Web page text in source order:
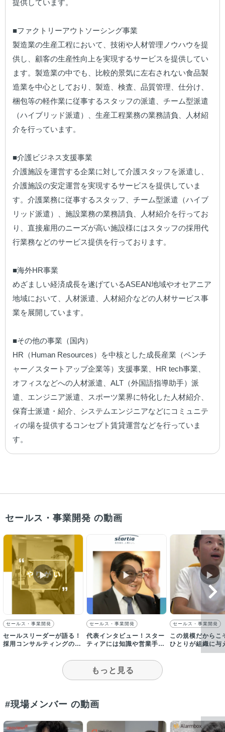
提供しています。
■ファクトリーアウトソーシング事業
製造業の生産工程において、技術や人材管理ノウハウを提
供し、顧客の生産性向上を実現するサービスを提供してい
ます。製造業の中でも、比較的景気に左右されない食品製
造業を中心としており、製造、検査、品質管理、仕分け、
梱包等の軽作業に従事するスタッフの派遣、チーム型派遣
（ハイブリッド派遣）、生産工程業務の業務請負、人材紹
介を行っています。
■介護ビジネス支援事業
介護施設を運営する企業に対して介護スタッフを派遣し、
介護施設の安定運営を実現するサービスを提供していま
す。介護業務に従事するスタッフ、チーム型派遣（ハイブ
リッド派遣）、施設業務の業務請負、人材紹介を行ってお
り、直接雇用のニーズが高い施設様にはスタッフの採用代
行業務などのサービス提供を行っております。
■海外HR事業
めざましい経済成長を遂げているASEAN地域やオセアニア
地域において、人材派遣、人材紹介などの人材サービス事
業を展開しています。
■その他の事業（国内）
HR（Human Resources）を中核とした成長産業（ベンチ
ャー／スタートアップ企業等）支援事業、HR tech事業、
オフィスなどへの人材派遣、ALT（外国語指導助手）派
遣、エンジニア派遣、スポーツ業界に特化した人材紹介、
保育士派遣・紹介、システムエンジニアなどにコミュニテ
ィの場を提供するコンセプト賃貸運営などを行っていま
す。
セールス・事業開発 の動画
▶︎
セールス・事業開発
セールスリーダーが語る！
採用コンサルティングの魅
▶︎
セールス・事業開発
代表インタビュー！スター
ティアには知識や営業手法
います
▶︎
セールス・事業開発
この規模だからこ
ひとりが組織に与
が大きい！｜求人
もっと見る
#現場メンバー の動画